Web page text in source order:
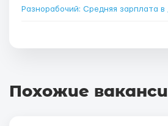
Разнорабочий: Средняя зарплата в
Похожие